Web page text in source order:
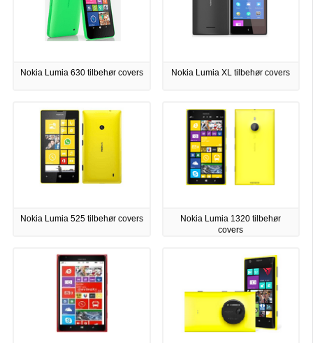
Nokia Lumia 630 tilbehør covers Nokia Lumia XL tilbehør covers
Nokia Lumia 525 tilbehør covers
Nokia Lumia 1320 tilbehør
covers